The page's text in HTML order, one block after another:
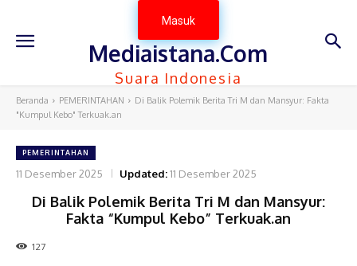
Masuk
Mediaistana.Com
Suara Indonesia
Beranda PEMERINTAHAN
Di Balik Polemik Berita Tri M dan Mansyur: Fakta
"Kumpul Kebo" Terkuak.an
PEMERINTAHAN
11 Desember 2025 Updated:11 Desember 2025
Di Balik Polemik Berita Tri M dan Mansyur:
Fakta “Kumpul Kebo” Terkuak.an
127